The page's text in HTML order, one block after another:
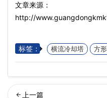
文章来源：
http://
标签： 横流冷却塔 方